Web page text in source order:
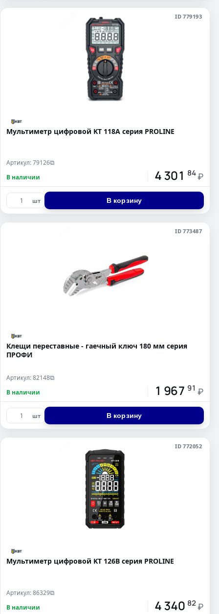
ID 779193
Мультиметр цифровой KT 118A серия PROLINE
Артикул: 79126⧉
В наличии 4 301 84 ₽
шт В корзину
ID 773487
Клещи переставные - гаечный ключ 180 мм серия
ПРОФИ
Артикул: 82148⧉
В наличии 1 967 91 ₽
шт В корзину
ID 772052
Мультиметр цифровой KT 126В серия PROLINE
Артикул: 86329⧉
В наличии 4 340 82 ₽